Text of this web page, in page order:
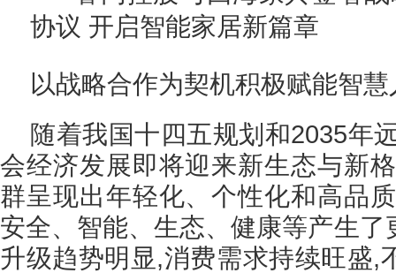
以战略合作为契机积极赋能智
随着我国十四五规划和2035年
会经济发展即将迎来新生态与新
群呈现出年轻化、个性化和高品
安全、智能、生态、健康等产生
升级趋势明显,消费需求持续旺盛,